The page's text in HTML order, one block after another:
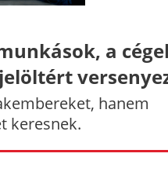
a
hanem
keresnek.